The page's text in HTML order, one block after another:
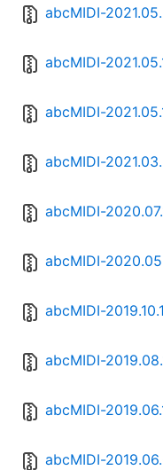
abcMIDI-
abcMIDI-
abcMIDI-
abcMIDI-
abcMIDI-
abcMIDI-
abcMIDI-
abcMIDI-
abcMIDI-
abcMIDI-